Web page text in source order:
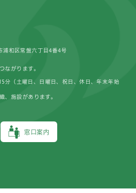
浦和区常盤六丁目4番4号
ながります。
窓口案内
分（土曜日、日曜日、祝日、休日、年末年始
、施設があります。